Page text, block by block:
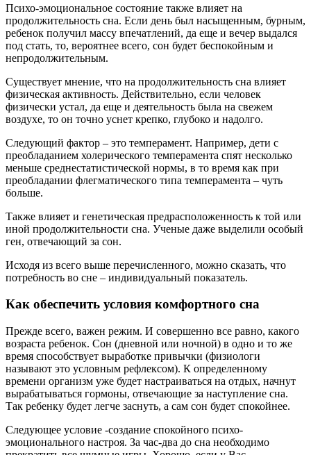
Психо-эмоциональное состояние также влияет на
продолжительность сна. Если день был насыщенным, бурным,
ребенок получил массу впечатлений, да еще и вечер выдался
под стать, то, вероятнее всего, сон будет беспокойным и
непродолжительным.
Существует мнение, что на продолжительность сна влияет
физическая активность. Действительно, если человек
физически устал, да еще и деятельность была на свежем
воздухе, то он точно уснет крепко, глубоко и надолго.
Следующий фактор – это темперамент. Например, дети с
преобладанием холерического темперамента спят несколько
меньше среднестатистической нормы, в то время как при
преобладании флегматического типа темперамента – чуть
больше.
Также влияет и генетическая предрасположенность к той или
иной продолжительности сна. Ученые даже выделили особый
ген, отвечающий за сон.
Исходя из всего выше перечисленного, можно сказать, что
потребность во сне – индивидуальный показатель.
Как обеспечить условия комфортного сна
Прежде всего, важен режим. И совершенно все равно, какого
возраста ребенок. Сон (дневной или ночной) в одно и то же
время способствует выработке привычки (физиологи
называют это условным рефлексом). К определенному
времени организм уже будет настраиваться на отдых, начнут
вырабатываться гормоны, отвечающие за наступление сна.
Так ребенку будет легче заснуть, а сам сон будет спокойнее.
Следующее условие -создание спокойного психо-
эмоционального настроя. За час-два до сна необходимо